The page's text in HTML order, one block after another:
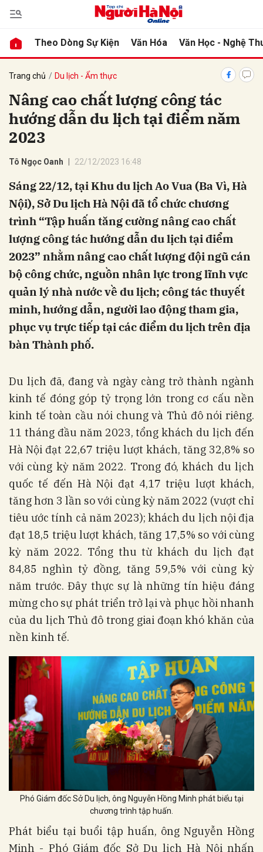
Theo Dòng Sự Kiện Văn Hóa Văn Học - Nghệ
Trang chủ Du lịch - Ẩm thực
Nâng cao chất lượng công tác
hướng dẫn du lịch tại điểm năm
2023
Tô Ngọc Oanh 22/12/2023 16:48
Sáng 22/12, tại Khu du lịch Ao Vua (Ba Vì, Hà
Nội), Sở Du lịch Hà Nội đã tổ chức chương
trình “Tập huấn tăng cường nâng cao chất
lượng công tác hướng dẫn du lịch tại điểm
2023” nhằm nâng cao chất lượng đội ngũ cán
bộ công chức, nguồn nhân lực trong lĩnh vực
quản lý nhà nước về du lịch; công tác thuyết
minh, hướng dẫn, người lao động tham gia,
phục vụ trực tiếp tại các điểm du lịch trên địa
bàn Thành phố.
Du lịch đã, đang và ngày càng trở thành ngành
kinh tế đóng góp tỷ trọng lớn trong cơ cấu nền
kinh tế toàn cầu nói chung và Thủ đô nói riêng.
11 tháng đầu năm 2023, tổng khách du lịch đến
Hà Nội đạt 22,67 triệu lượt khách, tăng 32,8% so
với cùng kỳ năm 2022. Trong đó, khách du lịch
quốc tế đến Hà Nội đạt 4,17 triệu lượt khách,
tăng hơn 3 lần so với cùng kỳ năm 2022 (vượt chỉ
tiêu ước tính cả năm 2023); khách du lịch nội địa
đạt 18,5 triệu lượt khách, tăng 17,5% so với cùng
kỳ năm 2022. Tổng thu từ khách du lịch đạt
84,85 nghìn tỷ đồng, tăng 59,5% với cùng kỳ
năm trước. Đây thực sự là những tín hiệu đáng
mừng cho sự phát triển trở lại và phục hồi nhanh
của du lịch Thủ đô trong giai đoạn khó khăn của
nền kinh tế.
Phó Giám đốc Sở Du lịch, ông Nguyễn Hồng Minh phát biểu tại
chương trình tập huấn.
Phát biểu tại buổi tập huấn, ông Nguyễn Hồng
Minh - Phó Giám đốc Sở Du lịch Hà Nội nhấn
luận